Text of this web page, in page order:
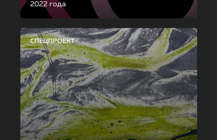
2022 года
СПЕЦПРОЕКТ